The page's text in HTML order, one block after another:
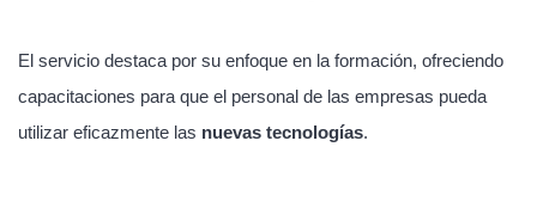
El servicio destaca por su enfoque en la formación, ofreciendo
capacitaciones para que el personal de las empresas pueda
utilizar eficazmente las nuevas tecnologías.